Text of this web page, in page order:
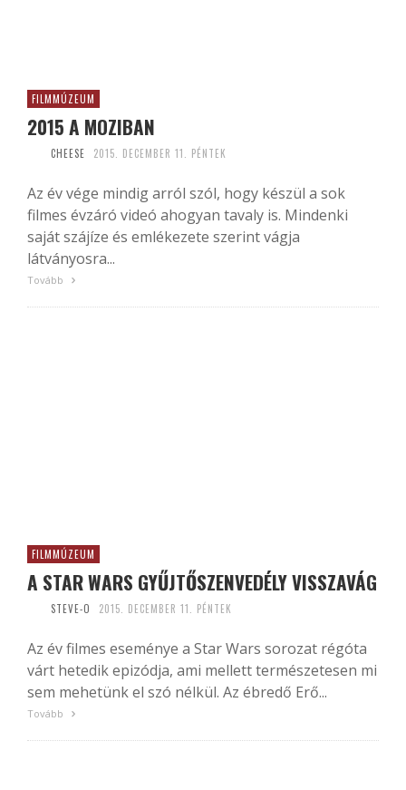
FILMMÚZEUM
2015 A MOZIBAN
CHEESE 2015. DECEMBER 11. PÉNTEK
Az év vége mindig arról szól, hogy készül a sok
filmes évzáró videó ahogyan tavaly is. Mindenki
saját szájíze és emlékezete szerint vágja
látványosra...
Tovább
FILMMÚZEUM
A STAR WARS GYŰJTŐSZENVEDÉLY VISSZAVÁG
STEVE-O 2015. DECEMBER 11. PÉNTEK
Az év filmes eseménye a Star Wars sorozat régóta
várt hetedik epizódja, ami mellett természetesen mi
sem mehetünk el szó nélkül. Az ébredő Erő...
Tovább